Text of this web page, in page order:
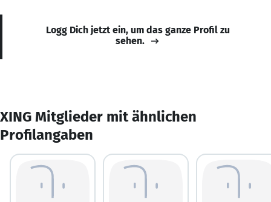
Logg Dich jetzt ein, um das ganze Profil zu
sehen.
XING Mitglieder mit ähnlichen
Profilangaben